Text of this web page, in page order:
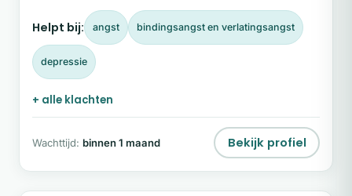
belandt, zowel privé als op het werk.
Helpt bij: angst bindingsangst en verlatingsangst
depressie
+ alle klachten
Wachttijd: binnen 1 maand Bekijk profiel